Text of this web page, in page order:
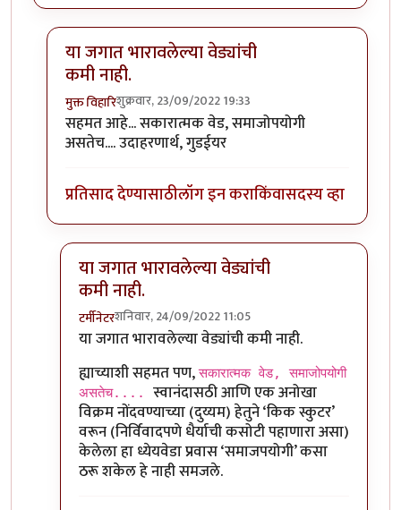
या जगात भारावलेल्या वेड्यांची
कमी नाही.
मुक्त विहारिशुक्रवार, 23/09/2022 19:33
In reply toसॅल्युट. या जगात भारावलेल्याby
सहमत आहे... सकारात्मक वेड, समाजोपयोगी
असतेच.... उदाहरणार्थ, गुडईयर
प्रतिसाद देण्यासाठीलॉग इन कराकिंवासदस्य व्हा
या जगात भारावलेल्या वेड्यांची
कमी नाही.
टर्मीनेटरशनिवार, 24/09/2022 11:05
In reply toया जगात भारावलेल्या वेड्यांची कमी नाही.
या जगात भारावलेल्या वेड्यांची कमी नाही.
ह्याच्याशी सहमत पण,सकारात्मक वेड, समाजोपयोगी
असतेच.... स्वानंदासठी आणि एक अनोखा
विक्रम नोंदवण्याच्या (दुय्यम) हेतुने ‘किक स्कुटर’
वरून (निर्विवादपणे धैर्याची कसोटी पहाणारा असा)
केलेला हा ध्येयवेडा प्रवास ‘समाजपयोगी’ कसा
ठरू शकेल हे नाही समजले.